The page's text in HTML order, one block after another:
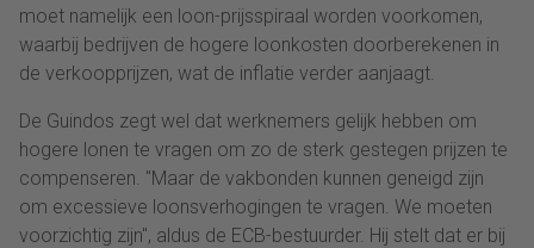
moet namelijk een loon-prijsspiraal worden voorkomen,
waarbij bedrijven de hogere loonkosten doorberekenen in
de verkoopprijzen, wat de inflatie verder aanjaagt.
De Guindos zegt wel dat werknemers gelijk hebben om
hogere lonen te vragen om zo de sterk gestegen prijzen te
compenseren. "Maar de vakbonden kunnen geneigd zijn
om excessieve loonsverhogingen te vragen. We moeten
voorzichtig zijn", aldus de ECB-bestuurder. Hij stelt dat er bij